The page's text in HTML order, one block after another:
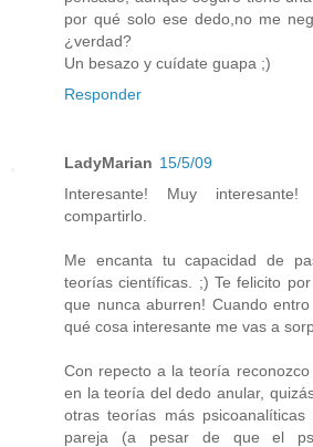
por qué solo ese dedo,no me
¿verdad?
Un besazo y cuídate guapa ;)
Responder
LadyMarian 15/5/09
Interesante! Muy
compartirlo.
Me encanta tu capacidad de
teorías científicas. ;) Te felicito
que nunca aburren! Cuando
qué cosa interesante me vas a
Con repecto a la teoría
en la teoría del dedo anular,
otras teorías más
pareja (a pesar de que el